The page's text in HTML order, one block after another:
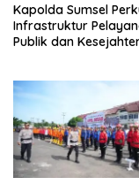
Kapolda Sumsel
Infrastruktur
Publik dan